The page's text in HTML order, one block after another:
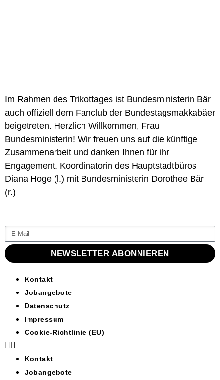
Im Rahmen des Trikottages ist Bundesministerin Bär
auch offiziell dem Fanclub der Bundestagsmakkabäer
beigetreten. Herzlich Willkommen, Frau
Bundesministerin! Wir freuen uns auf die künftige
Zusammenarbeit und danken Ihnen für ihr
Engagement. Koordinatorin des Hauptstadtbüros
Diana Hoge (l.) mit Bundesministerin Dorothee Bär
(r.)
NEWSLETTER ABONNIEREN
Kontakt
Jobangebote
Datenschutz
Impressum
Cookie-Richtlinie (EU)
Kontakt
Jobangebote